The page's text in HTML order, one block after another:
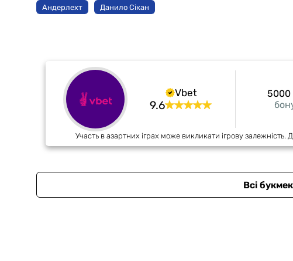
Андерлехт Данило Сікан
Vbet
9.6
5000
Участь в азартних іграх може викликати ігрову залежність.
Всі